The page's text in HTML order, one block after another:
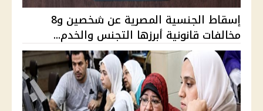
إسقاط الجنسية المصرية عن شخصين و8
مخالفات قانونية أبرزها التجنس والخدم...